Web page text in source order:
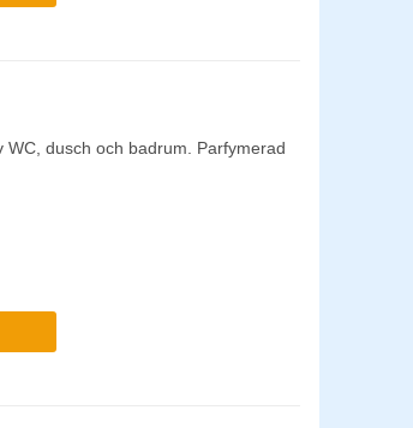
dusch och badrum. Parfymerad